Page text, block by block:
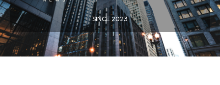
SINCE 2023